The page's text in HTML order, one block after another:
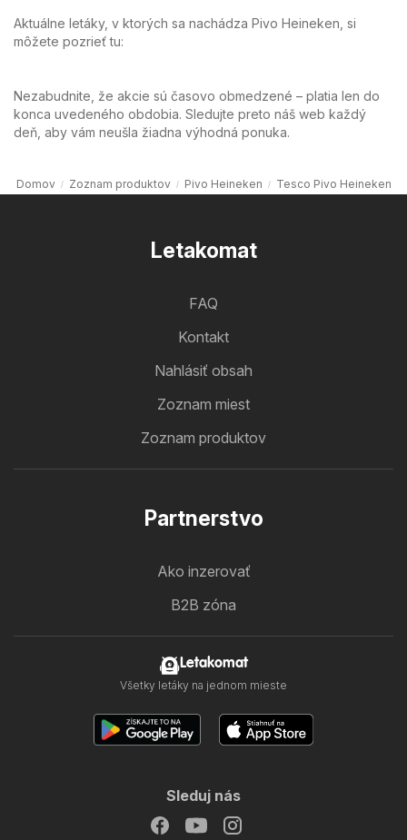
Aktuálne letáky, v ktorých sa nachádza Pivo Heineken, si
môžete pozrieť tu:
Nezabudnite, že akcie sú časovo obmedzené – platia len do
konca uvedeného obdobia. Sledujte preto náš web každý
deň, aby vám neušla žiadna výhodná ponuka.
Domov Zoznam produktov Pivo Heineken Tesco Pivo Heineken
Letakomat
FAQ
Kontakt
Nahlásiť obsah
Zoznam miest
Zoznam produktov
Partnerstvo
Ako inzerovať
B2B zóna
Letakomat
Všetky letáky na jednom mieste
Sleduj nás